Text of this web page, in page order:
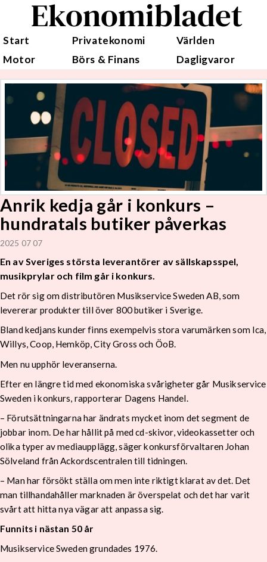
Ekonomibladet
Start Privatekonomi
Världen
Motor
Börs & Finans Dagligvaror
Anrik kedja går i konkurs –
hundratals butiker påverkas
2025 07 07
En av Sveriges största leverantörer av sällskapsspel,
musikprylar och film går i konkurs.
Det rör sig om distributören Musikservice Sweden AB, som
levererar produkter till över 800 butiker i Sverige.
Bland kedjans kunder finns exempelvis stora varumärken som Ica,
Willys, Coop, Hemköp, City Gross och ÖoB.
Men nu upphör leveranserna.
Efter en längre tid med ekonomiska svårigheter går Musikservice
Sweden i konkurs, rapporterar Dagens Handel.
– Förutsättningarna har ändrats mycket inom det segment de
jobbar inom. De har hållit på med cd-skivor, videokassetter och
olika typer av mediaupplägg, säger konkursförvaltaren Johan
Sölveland från Ackordscentralen till tidningen.
– Man har försökt ställa om men inte riktigt klarat av det. Det
man tillhandahåller marknaden är överspelat och det har varit
svårt att hitta nya vägar att anpassa sig.
Funnits i nästan 50 år
Musikservice Sweden grundades 1976.